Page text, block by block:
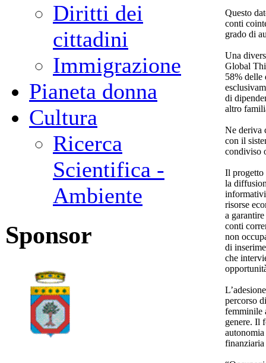
Diritti dei
cittadini
Immigrazione
Pianeta donna
Cultura
Ricerca
Scientifica -
Ambiente
Sponsor
Questo
conti
grado di
Una
Global
58% delle
di
altro
Ne deriva
con il
condiviso
Il progetto
la
risorse
a
conti
non
di
che
percorso
femminile
genere. Il